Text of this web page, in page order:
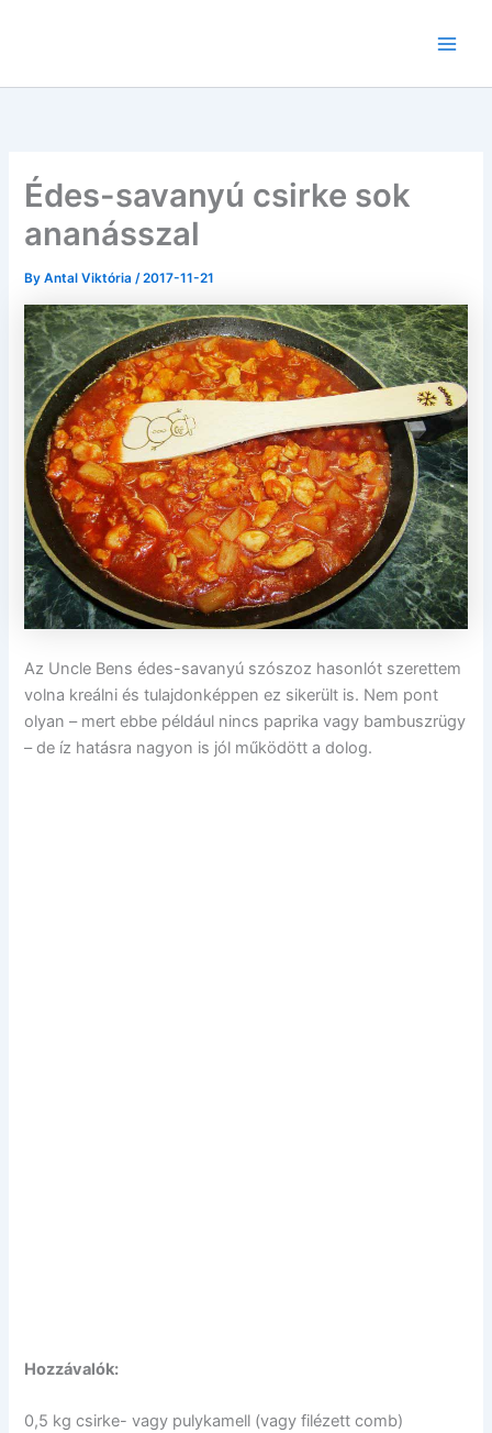
Édes-savanyú csirke sok
ananásszal
ByAntal Viktória/2017-11-21
Az Uncle Bens édes-savanyú szószoz hasonlót szerettem
volna kreálni és tulajdonképpen ez sikerült is. Nem pont
olyan – mert ebbe például nincs paprika vagy bambuszrügy
– de íz hatásra nagyon is jól működött a dolog.
Hozzávalók:
0,5 kg csirke- vagy pulykamell (vagy filézett comb)